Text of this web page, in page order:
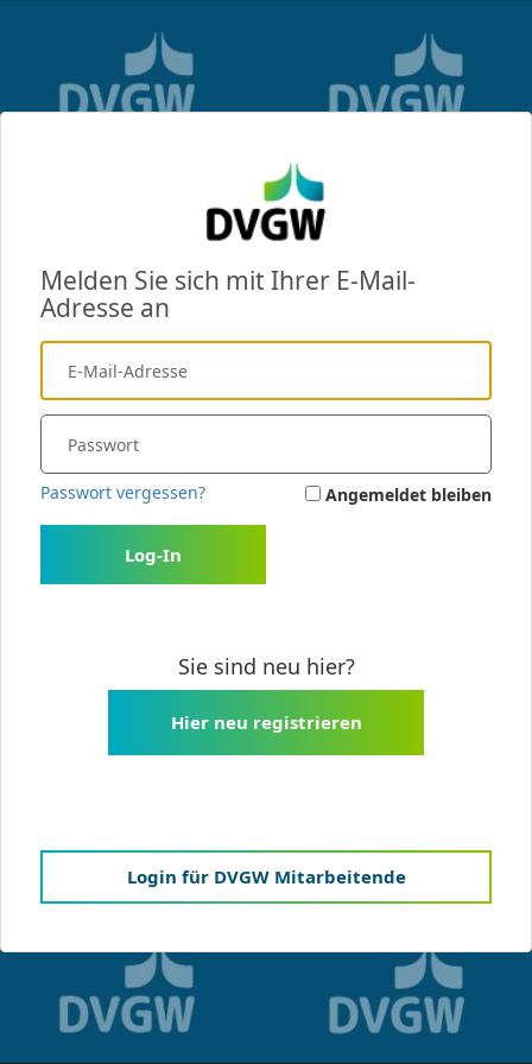
Melden Sie sich mit Ihrer E-Mail-
Adresse an
Passwort vergessen? Angemeldet bleiben
Log-In
Sie sind neu hier?
Hier neu registrieren
Login für DVGW Mitarbeitende